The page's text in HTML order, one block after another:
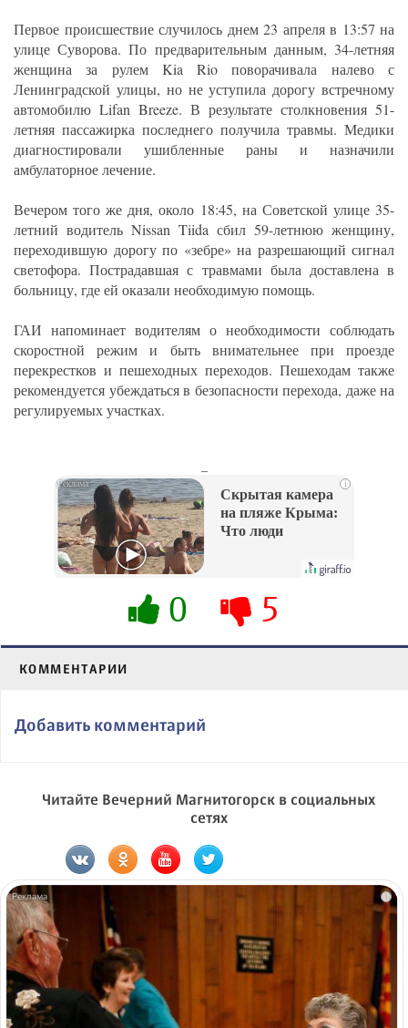
Первое происшествие случилось днем 23 апреля в 13:57 на
улице Суворова. По предварительным данным, 34-летняя
женщина за рулем Kia Rio поворачивала налево с
Ленинградской улицы, но не уступила дорогу встречному
автомобилю Lifan Breeze. В результате столкновения 51-
летняя пассажирка последнего получила травмы. Медики
диагностировали ушибленные раны и назначили
амбулаторное лечение.
Вечером того же дня, около 18:45, на Советской улице 35-
летний водитель Nissan Tiida сбил 59-летнюю женщину,
переходившую дорогу по «зебре» на разрешающий сигнал
светофора. Пострадавшая с травмами была доставлена в
больницу, где ей оказали необходимую помощь.
ГАИ напоминает водителям о необходимости соблюдать
скоростной режим и быть внимательнее при проезде
перекрестков и пешеходных переходов. Пешеходам также
рекомендуется убеждаться в безопасности перехода, даже на
регулируемых участках.
i
Скрытая камера
на пляже Крыма:
Что люди
их не видят...
0 5
КОММЕНТАРИИ
Добавить комментарий
Читайте Вечерний Магнитогорск в социальных
сетях
i